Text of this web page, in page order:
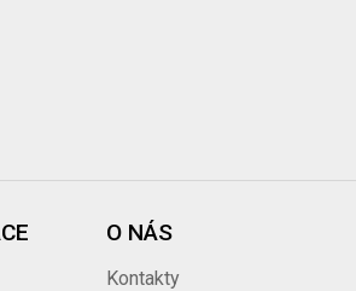
O NÁS
Kontakty